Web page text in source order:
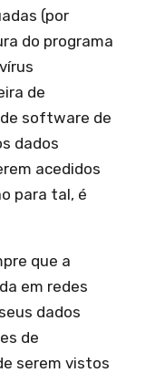
(por
do programa
de
software de
dados
acedidos
para tal, é
que a
em redes
dados
de
serem vistos